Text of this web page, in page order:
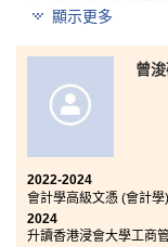
香港理工大學檢
年制課程)
在HPSHCC修讀
年間，我鞏固了
分感謝各導師的
功升往心儀的大
顯示更多
曾
2022-2024
會計學高級文憑 (會計學)
2024
升讀香港浸會大學工商